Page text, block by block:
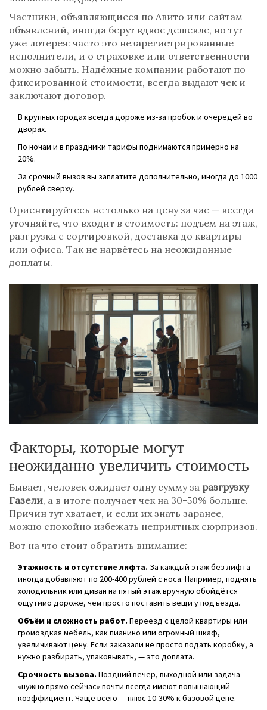
Частники, объявляющиеся по Авито или сайтам
объявлений, иногда берут вдвое дешевле, но тут
уже лотерея: часто это незарегистрированные
исполнители, и о страховке или ответственности
можно забыть. Надёжные компании работают по
фиксированной стоимости, всегда выдают чек и
заключают договор.
В крупных городах всегда дороже из-за пробок и очередей во
дворах.
По ночам и в праздники тарифы поднимаются примерно на
20%.
За срочный вызов вы заплатите дополнительно, иногда до 1000
рублей сверху.
Ориентируйтесь не только на цену за час — всегда
уточняйте, что входит в стоимость: подъем на этаж,
разгрузка с сортировкой, доставка до квартиры
или офиса. Так не нарвётесь на неожиданные
доплаты.
Факторы, которые могут
неожиданно увеличить стоимость
Бывает, человек ожидает одну сумму за разгрузку
Газели, а в итоге получает чек на 30-50% больше.
Причин тут хватает, и если их знать заранее,
можно спокойно избежать неприятных сюрпризов.
Вот на что стоит обратить внимание:
Этажность и отсутствие лифта. За каждый этаж без лифта
иногда добавляют по 200-400 рублей с носа. Например, поднять
холодильник или диван на пятый этаж вручную обойдётся
ощутимо дороже, чем просто поставить вещи у подъезда.
Объём и сложность работ. Переезд с целой квартиры или
громоздкая мебель, как пианино или огромный шкаф,
увеличивают цену. Если заказали не просто подать коробку, а
нужно разбирать, упаковывать, — это доплата.
Срочность вызова. Поздний вечер, выходной или задача
«нужно прямо сейчас» почти всегда имеют повышающий
коэффициент. Чаще всего — плюс 10-30% к базовой цене.